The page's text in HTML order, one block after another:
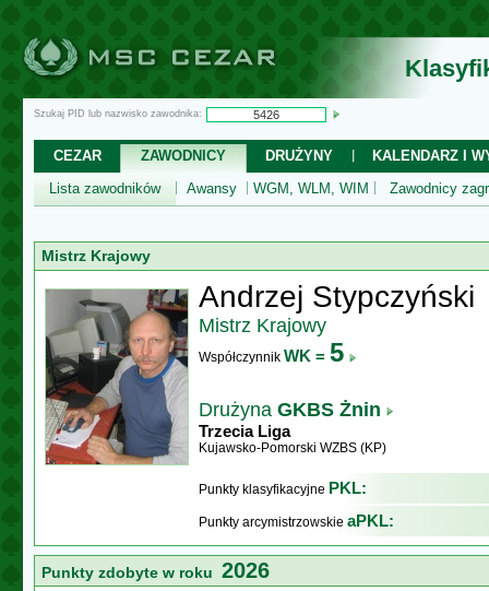
Szukaj PID lub nazwisko zawodnika:
CEZAR ZAWODNICY DRUŻYNY
KALENDARZ I
Lista zawodników
Awansy WGM, WLM, WIM Zawodnicy
Mistrz Krajowy
Andrzej Stypczyński
Mistrz Krajowy
Współczynnik WK = 5
Drużyna GKBS Żnin
Trzecia Liga
Kujawsko-Pomorski WZBS (KP)
Punkty klasyfikacyjne PKL:
Punkty arcymistrzowskie aPKL:
Punkty zdobyte w roku 2026